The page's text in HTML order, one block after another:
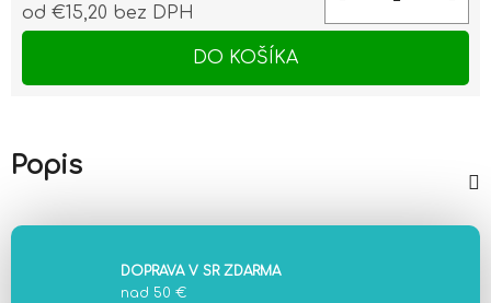
od €15,20 bez DPH
DO KOŠÍKA
Popis
DOPRAVA V SR ZDARMA
nad 50 €